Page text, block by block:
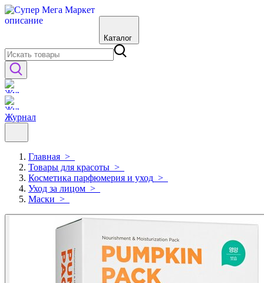
Каталог
Журнал
Главная >
Товары для красоты >
Косметика парфюмерия и уход >
Уход за лицом >
Маски >